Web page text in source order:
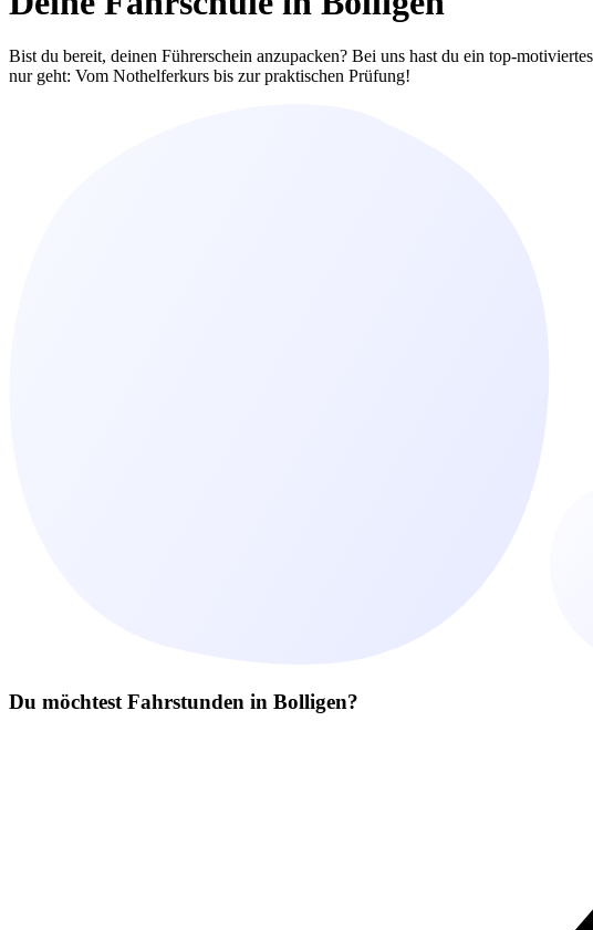
Bist du bereit, deinen Führerschein anzupacken? Bei uns hast du ein top-
nur geht: Vom Nothelferkurs bis zur praktischen Prüfung!
Du möchtest Fahrstunden in Bolligen?